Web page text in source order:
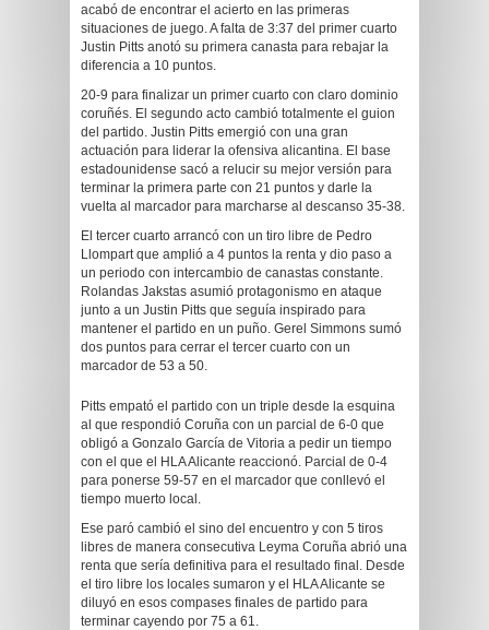
acabó de encontrar el acierto en las primeras
situaciones de juego. A falta de 3:37 del primer cuarto
Justin Pitts anotó su primera canasta para rebajar la
diferencia a 10 puntos.
20-9 para finalizar un primer cuarto con claro dominio
coruñés. El segundo acto cambió totalmente el guion
del partido. Justin Pitts emergió con una gran
actuación para liderar la ofensiva alicantina. El base
estadounidense sacó a relucir su mejor versión para
terminar la primera parte con 21 puntos y darle la
vuelta al marcador para marcharse al descanso 35-38.
El tercer cuarto arrancó con un tiro libre de Pedro
Llompart que amplió a 4 puntos la renta y dio paso a
un periodo con intercambio de canastas constante.
Rolandas Jakstas asumió protagonismo en ataque
junto a un Justin Pitts que seguía inspirado para
mantener el partido en un puño. Gerel Simmons sumó
dos puntos para cerrar el tercer cuarto con un
marcador de 53 a 50.
Pitts empató el partido con un triple desde la esquina
al que respondió Coruña con un parcial de 6-0 que
obligó a Gonzalo García de Vitoria a pedir un tiempo
con el que el HLA Alicante reaccionó. Parcial de 0-4
para ponerse 59-57 en el marcador que conllevó el
tiempo muerto local.
Ese paró cambió el sino del encuentro y con 5 tiros
libres de manera consecutiva Leyma Coruña abrió una
renta que sería definitiva para el resultado final. Desde
el tiro libre los locales sumaron y el HLA Alicante se
diluyó en esos compases finales de partido para
terminar cayendo por 75 a 61.